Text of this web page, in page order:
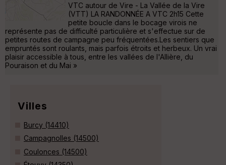
VTC autour de Vire - La Vallée de la Vire
(VTT) LA RANDONNÉE A VTC 2h15 Cette
petite boucle dans le bocage virois ne
représente pas de difficulté particulière et s'effectue sur de
petites routes de campagne peu fréquentées.Les sentiers que
empruntés sont roulants, mais parfois étroits et herbeux. Un vrai
plaisir accessible à tous, entre les vallées de l'Allière, du
Pouraison et du Mai »
Villes
Burcy (14410)
Campagnolles (14500)
Coulonces (14500)